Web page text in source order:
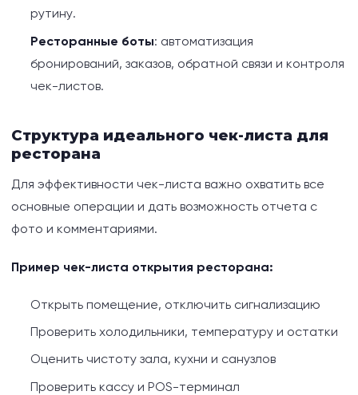
рутину.
Ресторанные боты: автоматизация
бронирований, заказов, обратной связи и контроля
чек-листов.
Структура идеального чек-листа для
ресторана
Для эффективности чек-листа важно охватить все
основные операции и дать возможность отчета с
фото и комментариями.
Пример чек-листа открытия ресторана:
Открыть помещение, отключить сигнализацию
Проверить холодильники, температуру и остатки
Оценить чистоту зала, кухни и санузлов
Проверить кассу и POS-терминал